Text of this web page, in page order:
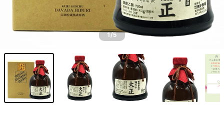
1/5